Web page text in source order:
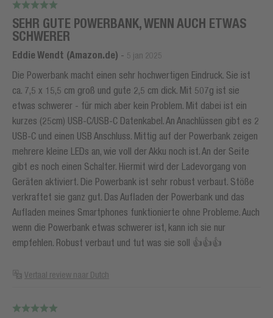
SEHR GUTE POWERBANK, WENN AUCH ETWAS
SCHWERER
Eddie Wendt (Amazon.de) - 5 jan 2025
Die Powerbank macht einen sehr hochwertigen Eindruck. Sie ist
ca. 7,5 x 15,5 cm groß und gute 2,5 cm dick. Mit 507g ist sie
etwas schwerer - für mich aber kein Problem. Mit dabei ist ein
kurzes (25cm) USB-C/USB-C Datenkabel. An Anachlüssen gibt es 2
USB-C und einen USB Anschluss. Mittig auf der Powerbank zeigen
mehrere kleine LEDs an, wie voll der Akku noch ist. An der Seite
gibt es noch einen Schalter. Hiermit wird der Ladevorgang von
Geräten aktiviert. Die Powerbank ist sehr robust verbaut. Stöße
verkraftet sie ganz gut. Das Aufladen der Powerbank und das
Aufladen meines Smartphones funktionierte ohne Probleme. Auch
wenn die Powerbank etwas schwerer ist, kann ich sie nur
empfehlen. Robust verbaut und tut was sie soll 👍👍👍
Vertaal review naar Dutch